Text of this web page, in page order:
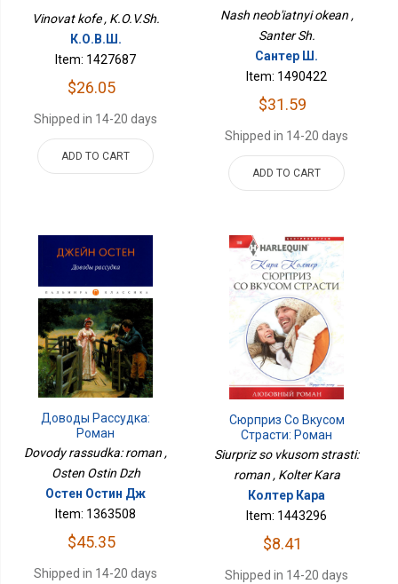
Vinovat kofe , K.O.V.Sh.
К.О.В.Ш.
Item: 1427687
$26.05
Shipped in 14-20 days
ADD TO CART
Nash neob'iatnyi okean ,
Santer Sh.
Сантер Ш.
Item: 1490422
$31.59
Shipped in 14-20 days
ADD TO CART
Доводы Рассудка:
Роман
Dovody rassudka: roman ,
Osten Ostin Dzh
Остен Остин Дж
Item: 1363508
$45.35
Shipped in 14-20 days
Сюрприз Со Вкусом
Страсти: Роман
Siurpriz so vkusom strasti:
roman , Kolter Kara
Колтер Кара
Item: 1443296
$8.41
Shipped in 14-20 days